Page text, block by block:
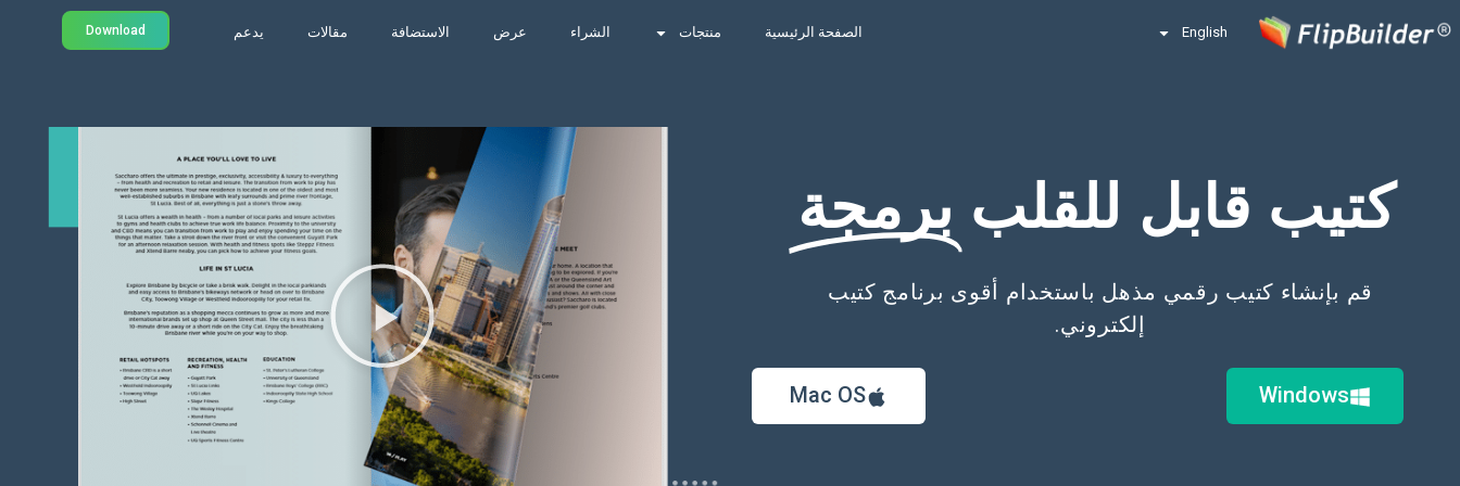
English الصفحة الرئيسية منتجات الشراء عرض الاستضافة مقالات يدعم Download
كتيب قابل للقلب برمجة
قم بإنشاء كتيب رقمي مذهل باستخدام أقوى برنامج كتيب
إلكتروني.
Windows
Mac OS